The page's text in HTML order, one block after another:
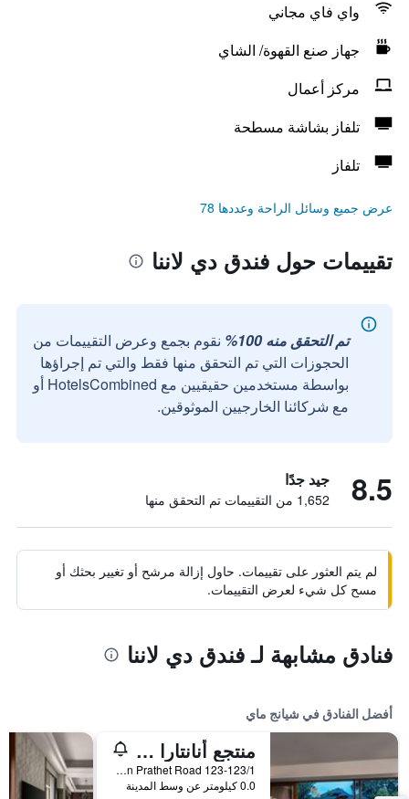
واي فاي مجاني
جهاز صنع القهوة/ الشاي
مركز أعمال
تلفاز بشاشة مسطحة
تلفاز
عرض جميع وسائل الراحة وعددها 78
تقييمات حول فندق دي لاننا
تم التحقق منه 100%
نقوم بجمع وعرض التقييمات من
الحجوزات التي تم التحقق منها فقط والتي تم إجراؤها
بواسطة مستخدمين حقيقيين مع HotelsCombined أو
مع شركائنا الخارجيين الموثوقين.
8.5 جيد جدًا
1,652 من التقييمات تم التحقق منها
لم يتم العثور على تقييمات. حاول إزالة مرشح أو تغيير بحثك أو
مسح كل شيء لعرض التقييمات.
فنادق مشابهة لـ فندق دي لاننا
أفضل الفنادق في شيانج ماي
منتجع أنانتارا شيانغ ماي
123-123/1 Charoen Prathet Road, شيانج ماي, تايلاند
0.0 كيلومتر عن وسط المدينة